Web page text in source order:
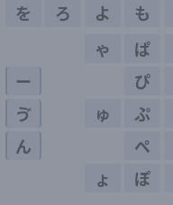
を
ろ よ も
ゃ
ぱ
ー
ぴ
ゔ
ゅ ぷ
ん
ぺ
ょ
ぽ